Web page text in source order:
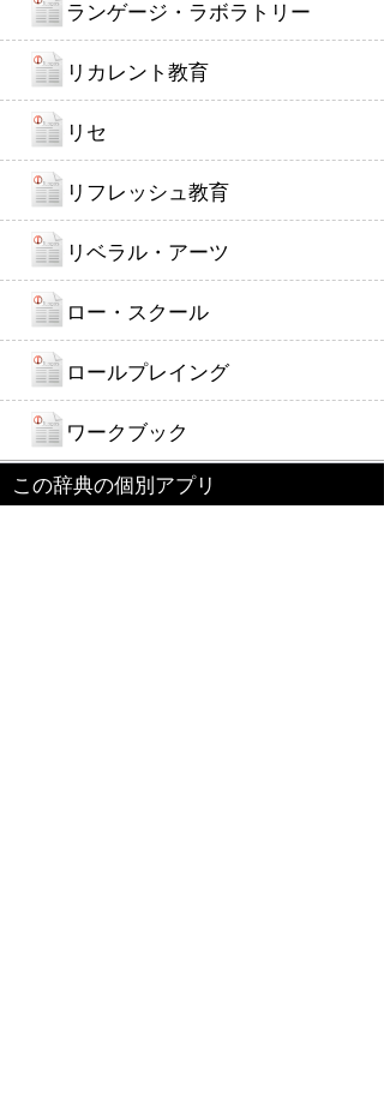
ランゲージ・ラボラトリー
リカレント教育
リセ
リフレッシュ教育
リベラル・アーツ
ロー・スクール
ロールプレイング
ワークブック
この辞典の個別アプリ